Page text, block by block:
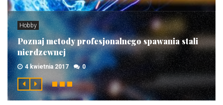
Hobby
Poznaj metody profesjonalnego spawania stali
nierdzewnej
4 kwietnia 2017 0